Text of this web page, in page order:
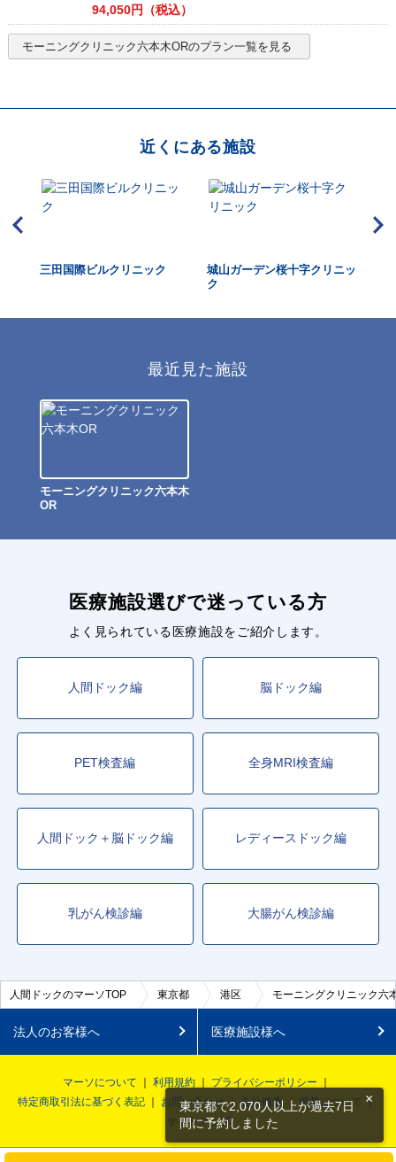
94,050円（税込）
モーニングクリニック六本木ORのプラン一覧を見る
近くにある施設
三田国際ビルクリニック
城山ガーデン桜十字クリニッ
ク
最近見た施設
モーニングクリニック六本木
OR
医療施設選びで迷っている方
よく見られている医療施設をご紹介します。
人間ドック編 脳ドック編
PET検査編 全身MRI検査編
人間ドック＋脳ドック編 レディースドック編
乳がん検診編 大腸がん検診編
人間ドックのマーソTOP 東京都 港区 モーニングクリニック六
法人のお客様へ 医療施設様へ
マーソについて 利用規約
プライバシーポリシー
特定商取引法に基づく表記
お問い合わせ 会社概要
掲載について
サイトマップ
© MRSO Inc. All rights reserved.
東京都で2,070人以上が過去7日
間に予約しました
×